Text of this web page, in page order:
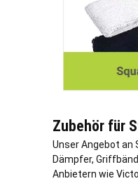
Zubehör für
Unser Angebot an
Dämpfer,
Anbietern wie